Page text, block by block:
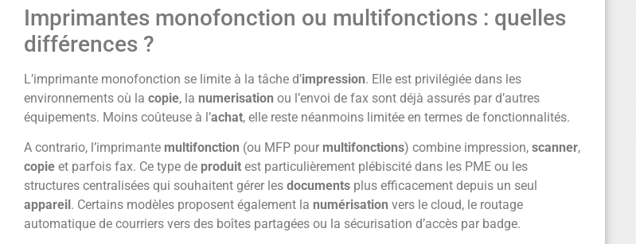
Imprimantes monofonction ou multifonctions : quelles
différences ?
L’imprimante monofonction se limite à la tâche d’impression. Elle est privilégiée dans les
environnements où la copie, la numerisation ou l’envoi de fax sont déjà assurés par d’autres
équipements. Moins coûteuse à l’achat, elle reste néanmoins limitée en termes de fonctionnalités.
A contrario, l’imprimante multifonction (ou MFP pour multifonctions) combine impression, scanner,
copie et parfois fax. Ce type de produit est particulièrement plébiscité dans les PME ou les
structures centralisées qui souhaitent gérer les documents plus efficacement depuis un seul
appareil . Certains modèles proposent également la numérisation vers le cloud, le routage
automatique de courriers vers des boîtes partagées ou la sécurisation d’accès par badge.